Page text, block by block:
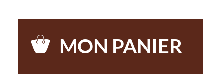
MON PANIER